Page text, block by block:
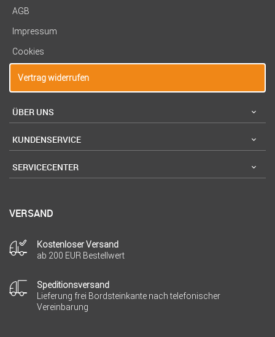
AGB
Impressum
Cookies
Vertrag widerrufen
ÜBER UNS
KUNDENSERVICE
SERVICECENTER
VERSAND
Kostenloser Versand
ab 200 EUR Bestellwert
Speditionsversand
Lieferung frei Bordsteinkante nach telefonischer
Vereinbarung